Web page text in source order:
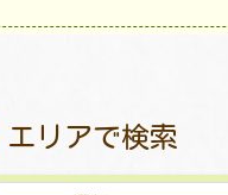
エリアで検索